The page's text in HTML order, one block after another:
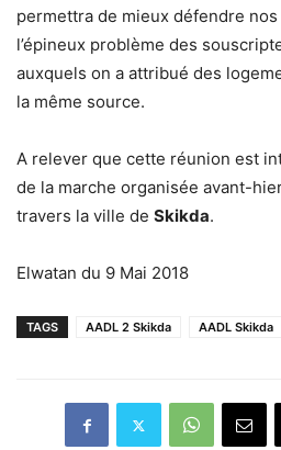
permettra de mieux défendre
l’épineux problème des
auxquels on a attribué des
la même source.
A relever que cette réunion est
de la marche organisée avant-
travers la ville de Skikda.
Elwatan du 9 Mai 2018
TAGS AADL 2 Skikda AADL Skikda